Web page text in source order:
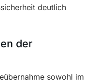
deutlich
der
sowohl im